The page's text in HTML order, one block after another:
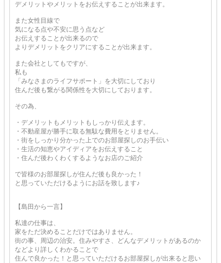
デメリットやメリットをお伝えすることが出来ます。
また女性目線で
気になる点や不安に思う点など
お伝えすることが出来るので
よりデメリットをクリアにすることが出来ます。
また会社としてもですが、
私も
「みなさまのライフサポート」を大切にしており
住んだ後も繋がる関係性を大切にしております。
その為、
・デメリットもメリットもしっかり伝えます。
・不動産屋が勝手に取る無駄な費用をとりません。
・街をしっかり分かった上でのお部屋探しのお手伝い
・生活の知恵やアイディアをお伝えすること
・住んだ後わくわくするようなお店のご紹介
で皆様のお部屋探しが住んだ後も良かった！
と思っていただけるようにお話を致します♪
【島田から一言】
私達の仕事は、
家をただ決めることだけではありません。
街の事、周辺の治安。住みやすさ、どんなデメリットがあるのか
などより詳しくわかることで
住んで良かった！と思っていただけるお部屋探しが出来ると思い